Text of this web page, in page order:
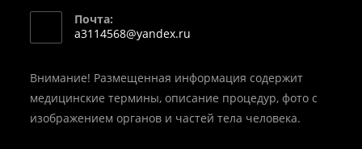
в
вашем
Почта:
a3114568@yandex.ru
приложении
Внимание! Размещенная информация содержит
медицинские термины, описание процедур, фото с
изображением органов и частей тела человека.